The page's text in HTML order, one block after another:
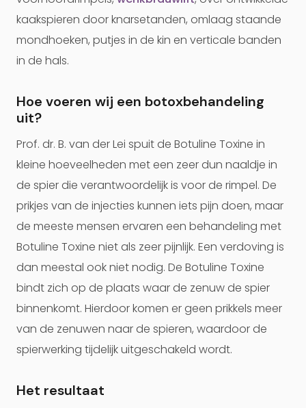
kaakspieren door knarsetanden, omlaag staande
mondhoeken, putjes in de kin en verticale banden
in de hals.
Hoe voeren wij een botoxbehandeling
uit?
Prof. dr. B. van der Lei spuit de Botuline Toxine in
kleine hoeveelheden met een zeer dun naaldje in
de spier die verantwoordelijk is voor de rimpel. De
prikjes van de injecties kunnen iets pijn doen, maar
de meeste mensen ervaren een behandeling met
Botuline Toxine niet als zeer pijnlijk. Een verdoving is
dan meestal ook niet nodig. De Botuline Toxine
bindt zich op de plaats waar de zenuw de spier
binnenkomt. Hierdoor komen er geen prikkels meer
van de zenuwen naar de spieren, waardoor de
spierwerking tijdelijk uitgeschakeld wordt.
Het resultaat